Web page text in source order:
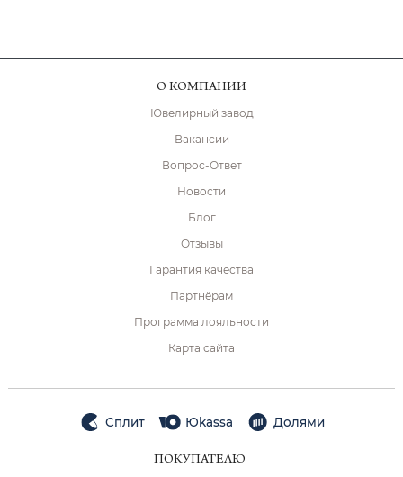
О КОМПАНИИ
Ювелирный завод
Вакансии
Вопрос-Ответ
Новости
Блог
Отзывы
Гарантия качества
Партнёрам
Программа лояльности
Карта сайта
Сплит Юkassa Долями
ПОКУПАТЕЛЮ